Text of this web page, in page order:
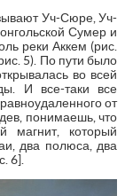
Уч-Сюре, Уч-
Сумер и
реки Аккем (рис.
5). По пути было
во всей
И все-таки все
от
понимаешь, что
магнит, который
два полюса, два
6].